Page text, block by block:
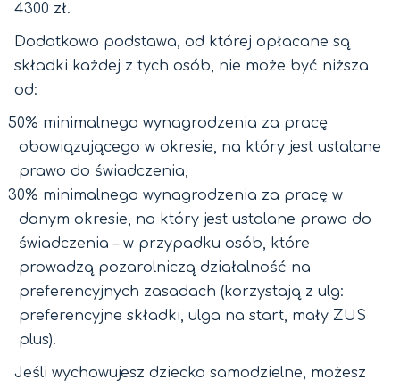
4300 zł.
Dodatkowo podstawa, od której opłacane są
składki każdej z tych osób, nie może być niższa
od:
50% minimalnego wynagrodzenia za pracę
obowiązującego w okresie, na który jest ustalane
prawo do świadczenia,
30% minimalnego wynagrodzenia za pracę w
danym okresie, na który jest ustalane prawo do
świadczenia – w przypadku osób, które
prowadzą pozarolniczą działalność na
preferencyjnych zasadach (korzystają z ulg:
preferencyjne składki, ulga na start, mały ZUS
plus).
Jeśli wychowujesz dziecko samodzielne, możesz